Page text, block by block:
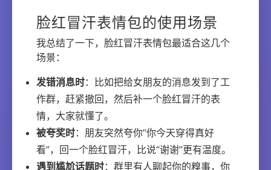
脸红冒汗表情包的使用场景
我总结了一下，脸红冒汗表情包最适合这几个
场景：
发错消息时：比如把给女朋友的消息发到了工
作群，赶紧撤回，然后补一个脸红冒汗的表
情，大家就懂了。
被夸奖时：朋友突然夸你“你今天穿得真好
看”，回一个脸红冒汗，比说“谢谢”更有温度。
遇到尴尬话题时：群里有人聊起你的糗事，你